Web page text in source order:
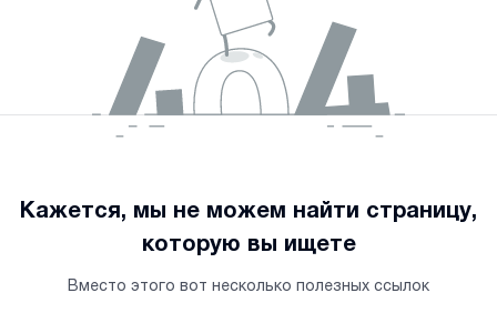
Кажется, мы не можем найти страницу,
которую вы ищете
Вместо этого вот несколько полезных ссылок